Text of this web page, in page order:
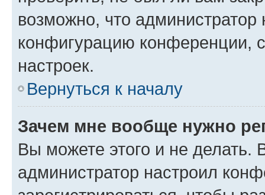
возможно, что администратор
конфигурацию конференции,
настроек.
Вернуться к началу
Зачем мне вообще нужно
Вы можете этого и не делать.
администратор настроил